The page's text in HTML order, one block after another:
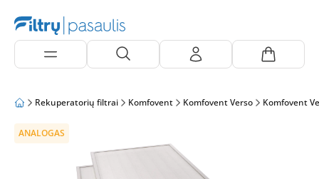
Rekuperatorių filtrai Komfovent Komfovent Verso Komfovent
ANALOGAS